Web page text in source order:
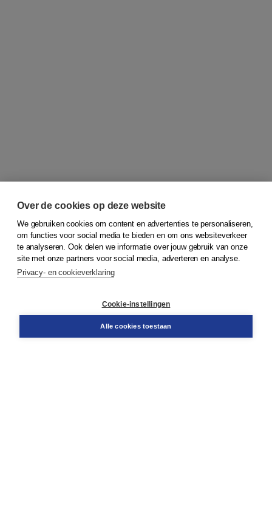
© 2026Koninklijke Boom uitgevers
Bestellen
Over de cookies op deze website
We gebruiken cookies om content en advertenties te personaliseren,
om functies voor social media te bieden en om ons websiteverkeer
te analyseren. Ook delen we informatie over jouw gebruik van onze
site met onze partners voor social media, adverteren en analyse.
Privacy- en cookieverklaring
Cookie-instellingen
Alle cookies toestaan